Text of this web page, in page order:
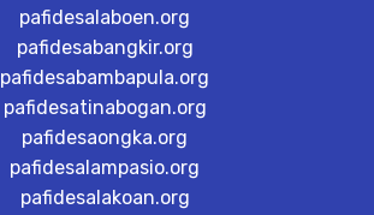
pafidesalaboen.org
pafidesabangkir.org
pafidesabambapula.org
pafidesatinabogan.org
pafidesaongka.org
pafidesalampasio.org
pafidesalakoan.org